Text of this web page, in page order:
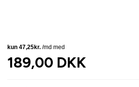
189,00 DKK